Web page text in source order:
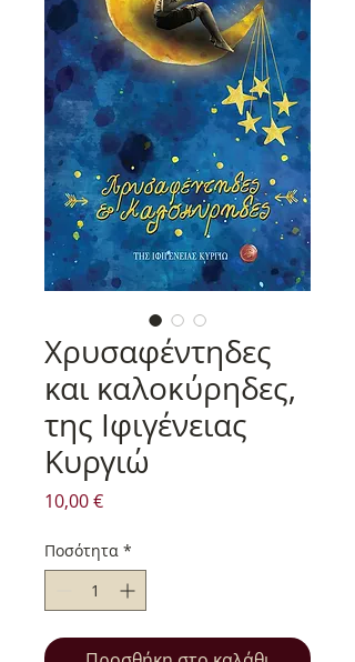
Χρυσαφέντηδες
και καλοκύρηδες,
της Ιφιγένειας
Κυργιώ
10,00 €Τιμή
Ποσότητα *